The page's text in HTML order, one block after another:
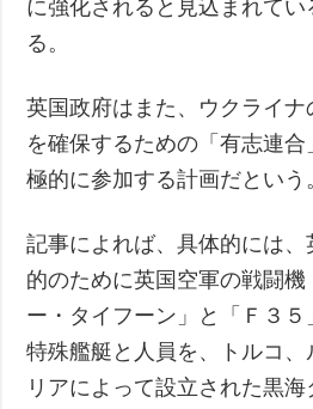
に強化されると見込まれて
る。
英国政府はまた、ウクライ
を確保するための「有志連
極的に参加する計画だという
記事によれば、具体的には、
的のために英国空軍の戦闘機
ー・タイフーン」と「Ｆ３
特殊艦艇と人員を、トルコ
リアによって設立された黒